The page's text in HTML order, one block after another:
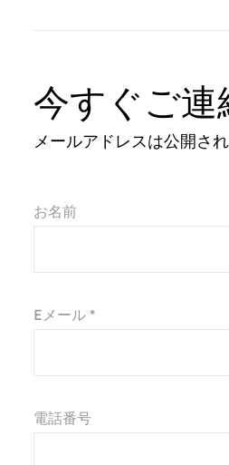
今すぐご
メールアドレスは公開さ
お名前
Eメール *
電話番号